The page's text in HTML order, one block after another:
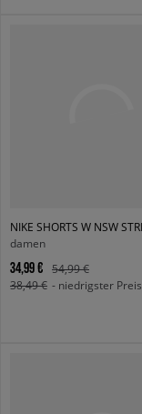
damen
34,99 €
54,99 €
38,49 € - niedrigster Preis